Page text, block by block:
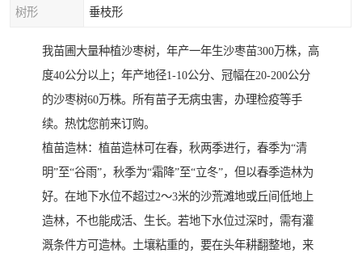
树形 垂枝形
我苗圃大量种植沙枣树，年产一年生沙枣苗300万株，高
度40公分以上；年产地径1-10公分、冠幅在20-200公分
的沙枣树60万株。所有苗子无病虫害，办理检疫等手
续。热忱您前来订购。
植苗造林：植苗造林可在春，秋两季进行，春季为“清
明”至“谷雨”，秋季为“霜降”至“立冬”，但以春季造林为
好。在地下水位不超过2～3米的沙荒滩地或丘间低地上
造林，不也能成活、生长。若地下水位过深时，需有灌
溉条件方可造林。土壤粘重的，要在头年耕翻整地，来